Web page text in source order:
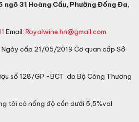
ngõ 31 Hoàng Cầu, Phường Đống Đa,
Email: Royalwine.hn@gmail.com
cấp 21/05/2019 Cơ quan cấp Sở
số 128/GP -BCT do Bộ Công Thương
tôi có nồng độ cồn dưới 5,5%vol